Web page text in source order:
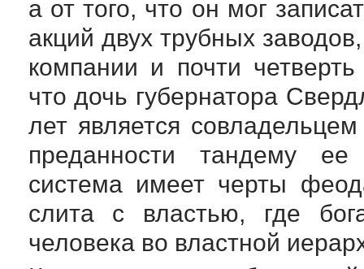
а от того, что он мог
акций двух трубных
компании и почти
что дочь губернатора
лет является
преданности тандему ее
система имеет черты
слита с властью, где
человека во властной